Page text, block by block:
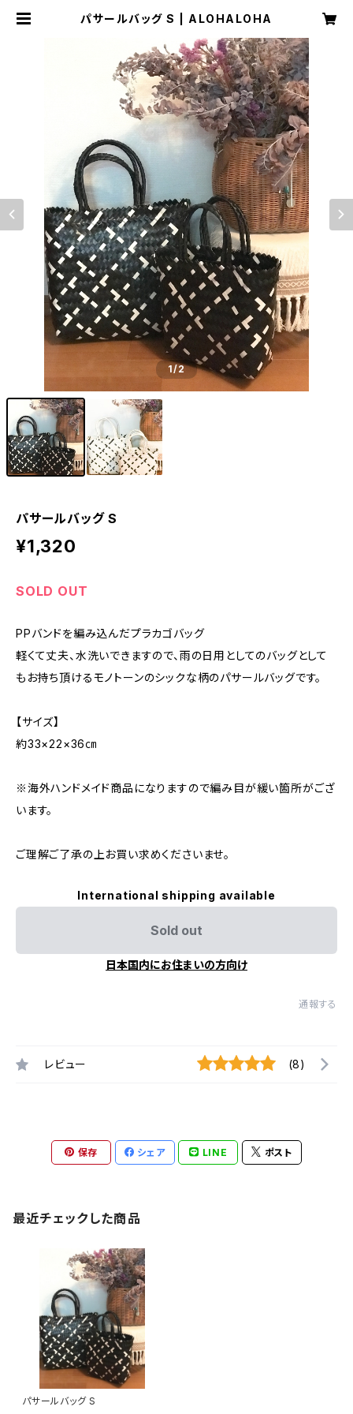
パサールバッグ S | ALOHALOHA
1/2
パサールバッグ S
¥1,320
SOLD OUT
PPバンドを編み込んだプラカゴバッグ
軽くて丈夫、水洗いできますので、雨の日用としてのバッグとして
もお持ち頂けるモノトーンのシックな柄のパサールバッグです。
【サイズ】
約33×22×36㎝
※海外ハンドメイド商品になりますので編み目が緩い箇所がござ
います。
ご理解ご了承の上お買い求めくださいませ。
International shipping available
Sold out
日本国内にお住まいの方向け
通報する
レビュー (8)
保存 シェア LINE ポスト
最近チェックした商品
パサールバッグ S